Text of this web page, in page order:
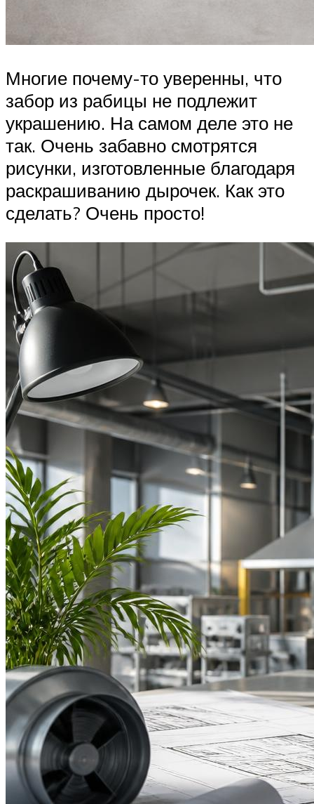
Многие почему-то уверенны, что
забор из рабицы не подлежит
украшению. На самом деле это не
так. Очень забавно смотрятся
рисунки, изготовленные благодаря
раскрашиванию дырочек. Как это
сделать? Очень просто!